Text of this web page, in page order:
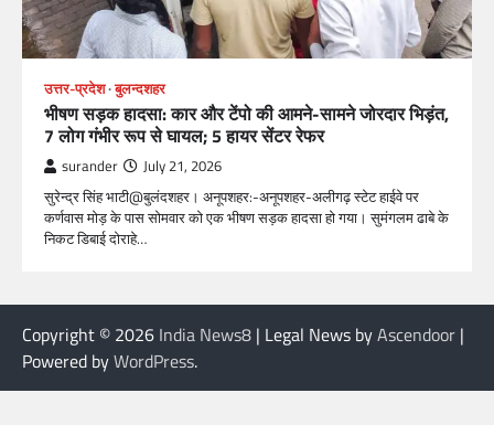
उत्तर-प्रदेश बुलन्दशहर
भीषण सड़क हादसा: कार और टेंपो की आमने-सामने जोरदार भिड़ंत,
7 लोग गंभीर रूप से घायल; 5 हायर सेंटर रेफर​
surander July 21, 2026
सुरेन्द्र सिंह भाटी@बुलंदशहर। अनूपशहर:-अनूपशहर-अलीगढ़ स्टेट हाईवे पर
कर्णवास मोड़ के पास सोमवार को एक भीषण सड़क हादसा हो गया। सुमंगलम ढाबे के
निकट डिबाई दोराहे…
Copyright © 2026 India News8 | Legal News byAscendoor |
Powered byWordPress.